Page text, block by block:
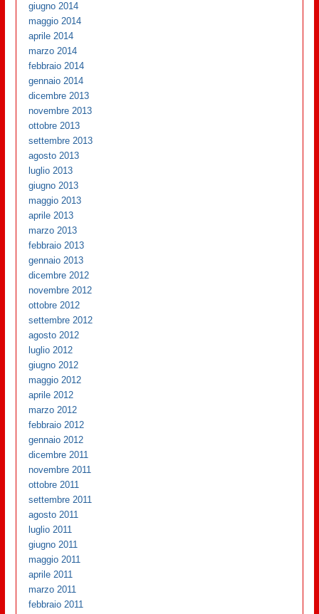
giugno 2014
maggio 2014
aprile 2014
marzo 2014
febbraio 2014
gennaio 2014
dicembre 2013
novembre 2013
ottobre 2013
settembre 2013
agosto 2013
luglio 2013
giugno 2013
maggio 2013
aprile 2013
marzo 2013
febbraio 2013
gennaio 2013
dicembre 2012
novembre 2012
ottobre 2012
settembre 2012
agosto 2012
luglio 2012
giugno 2012
maggio 2012
aprile 2012
marzo 2012
febbraio 2012
gennaio 2012
dicembre 2011
novembre 2011
ottobre 2011
settembre 2011
agosto 2011
luglio 2011
giugno 2011
maggio 2011
aprile 2011
marzo 2011
febbraio 2011